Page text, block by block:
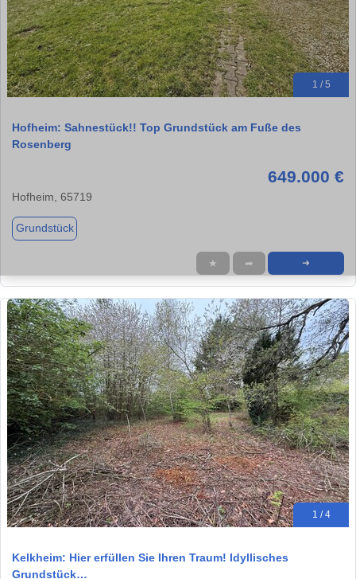
1 / 5
Hofheim: Sahnestück!! Top Grundstück am Fuße des
Rosenberg
649.000 €
Hofheim, 65719
Grundstück
★ ➦ ➜
1 / 4
Kelkheim: Hier erfüllen Sie Ihren Traum! Idyllisches
Grundstück…